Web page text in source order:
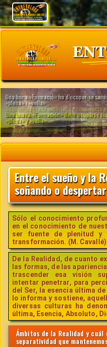
Entre el sueño y la
soñando o
Sólo el conocimiento
en el conocimiento de
ser fuente de plenitud y
transformación. (M. Cavallé)
De la Realidad, de cuanto
las formas, de las
trascender esa visión
intentar penetrar, para
del Ser, la esencia última
lo informa y sostiene,
diversas culturas ha
última, Esencia, Absoluto,
Ámbitos de la Realidad y
separatividad que